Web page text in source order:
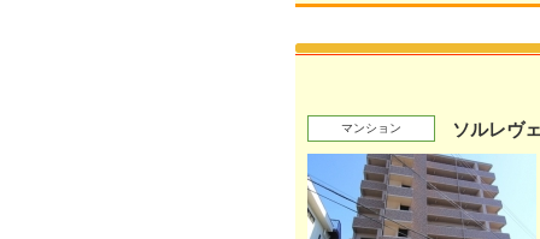
マンション ソルレヴ